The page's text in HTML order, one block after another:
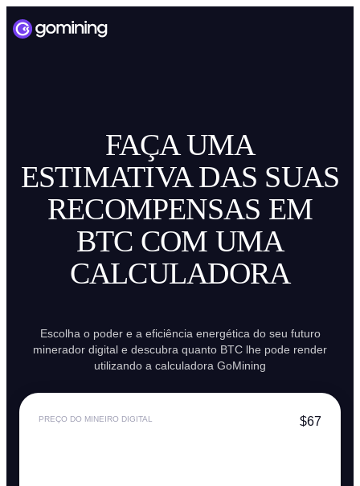
FAÇA UMA
ESTIMATIVA DAS SUAS
RECOMPENSAS EM
BTC COM UMA
CALCULADORA
Escolha o poder e a eficiência energética do seu futuro
minerador digital e descubra quanto BTC lhe pode render
utilizando a calculadora GoMining
PREÇO DO MINEIRO DIGITAL $67